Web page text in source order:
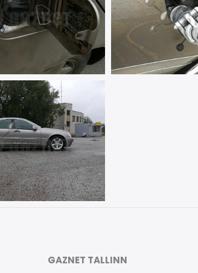
GAZNET TALLINN